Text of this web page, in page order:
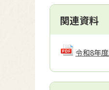
関連資料
令和8年